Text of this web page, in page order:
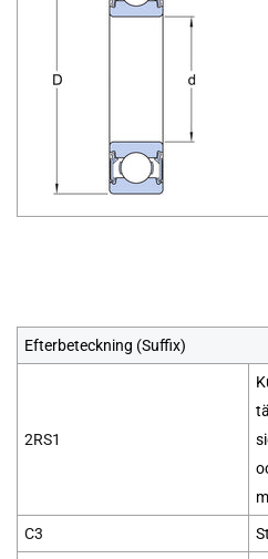
Efterbeteckning (Suffix)
2RS1
C3